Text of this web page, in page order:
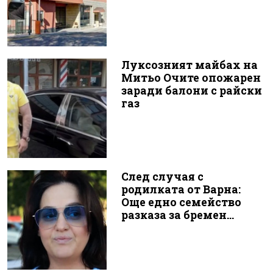
Луксозният майбах на
Митьо Очите опожарен
заради балони с райски
газ
След случая с
родилката от Варна:
Още едно семейство
разказа за бремен...